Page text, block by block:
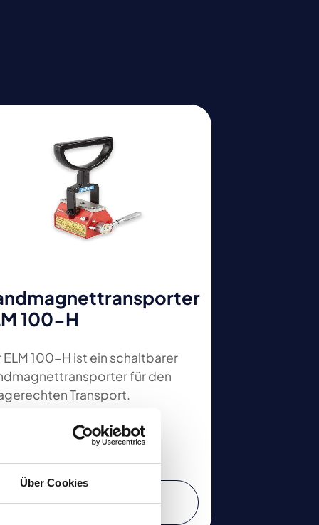
Über Cookies
100-H
ELM 100-H ist ein schaltbarer
für den
Transport.
Zum Produkt